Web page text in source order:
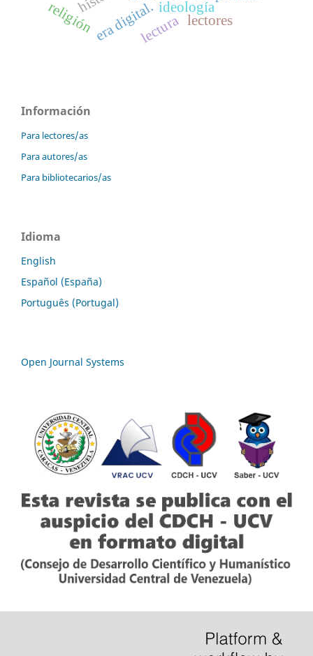
era digital. ideología
religión lectura lectores
Información
Para lectores/as
Para autores/as
Para bibliotecarios/as
Idioma
English
Español (España)
Português (Portugal)
Open Journal Systems